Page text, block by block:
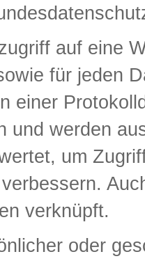
auf eine
für jeden
einer
und werden
um
verknüpft.
oder